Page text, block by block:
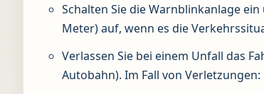
Schalten Sie die Warnblinkanlage
Meter) auf, wenn es die
Verlassen Sie bei einem Unfall das
Autobahn). Im Fall von